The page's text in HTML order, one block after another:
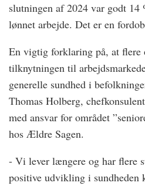
slutningen af 2024 var godt 14
lønnet arbejde. Det er en
En vigtig forklaring på, at flere
tilknytningen til
generelle sundhed i
Thomas Holberg,
med ansvar for området
hos Ældre Sagen.
- Vi lever længere og har flere
positive udvikling i sundheden